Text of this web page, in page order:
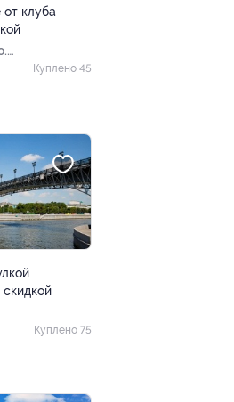
клуба
Куплено 45
Куплено 75